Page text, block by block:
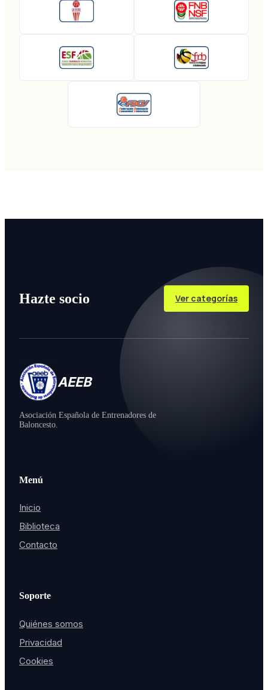
Hazte socio Ver categorías
AEEB
Asociación Española de Entrenadores de
Baloncesto.
Menú
Inicio
Biblioteca
Contacto
Soporte
Quiénes somos
Privacidad
Cookies